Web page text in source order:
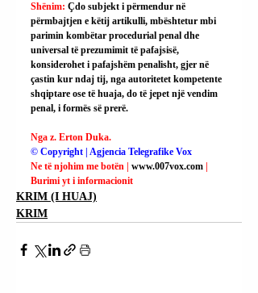
Shënim: Çdo subjekt i përmendur në
përmbajtjen e këtij artikulli, mbështetur mbi
parimin kombëtar procedurial penal dhe
universal të prezumimit të pafajsisë,
konsiderohet i pafajshëm penalisht, gjer në
çastin kur ndaj tij, nga autoritetet kompetente
shqiptare ose të huaja, do të jepet një vendim
penal, i formës së prerë.
Nga z. Erton Duka.
© Copyright | Agjencia Telegrafike Vox
Ne të njohim me botën | www.007vox.com
Burimi yt i informacionit
KRIM (I HUAJ)
KRIM